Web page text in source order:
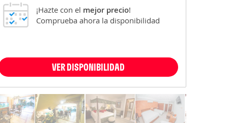
¡Hazte con el mejor precio!
Comprueba ahora la disponibilidad
VER DISPONIBILIDAD